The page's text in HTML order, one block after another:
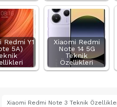
Redmi Y1
5A)
Xiaomi Redmi
Note 14 5G
Teknik
Özellikleri
Xiaomi Redmi Note 3 Teknik